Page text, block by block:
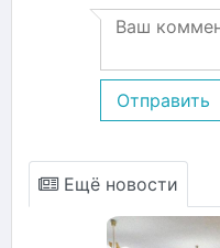
Отправить
Ещё новости